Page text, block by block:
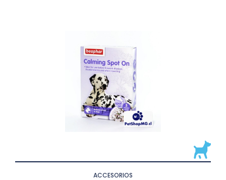
ACCESORIOS